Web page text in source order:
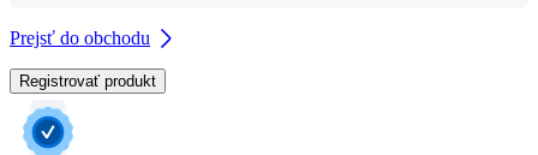
Prejsť do obchodu
Registrovať produkt